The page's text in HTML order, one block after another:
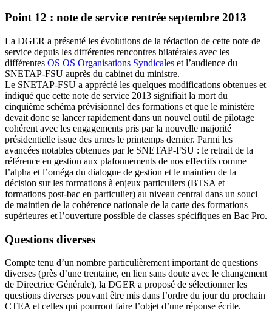
Point 12 : note de service rentrée septembre 2013
La DGER a présenté les évolutions de la rédaction de cette note de
service depuis les différentes rencontres bilatérales avec les
différentes OS OS Organisations Syndicales et l’audience du
SNETAP-FSU auprès du cabinet du ministre.
Le SNETAP-FSU a apprécié les quelques modifications obtenues et
indiqué que cette note de service 2013 signifiait la mort du
cinquième schéma prévisionnel des formations et que le ministère
devait donc se lancer rapidement dans un nouvel outil de pilotage
cohérent avec les engagements pris par la nouvelle majorité
présidentielle issue des urnes le printemps dernier. Parmi les
avancées notables obtenues par le SNETAP-FSU : le retrait de la
référence en gestion aux plafonnements de nos effectifs comme
l’alpha et l’oméga du dialogue de gestion et le maintien de la
décision sur les formations à enjeux particuliers (BTSA et
formations post-bac en particulier) au niveau central dans un souci
de maintien de la cohérence nationale de la carte des formations
supérieures et l’ouverture possible de classes spécifiques en Bac Pro.
Questions diverses
Compte tenu d’un nombre particulièrement important de questions
diverses (près d’une trentaine, en lien sans doute avec le changement
de Directrice Générale), la DGER a proposé de sélectionner les
questions diverses pouvant être mis dans l’ordre du jour du prochain
CTEA et celles qui pourront faire l’objet d’une réponse écrite.